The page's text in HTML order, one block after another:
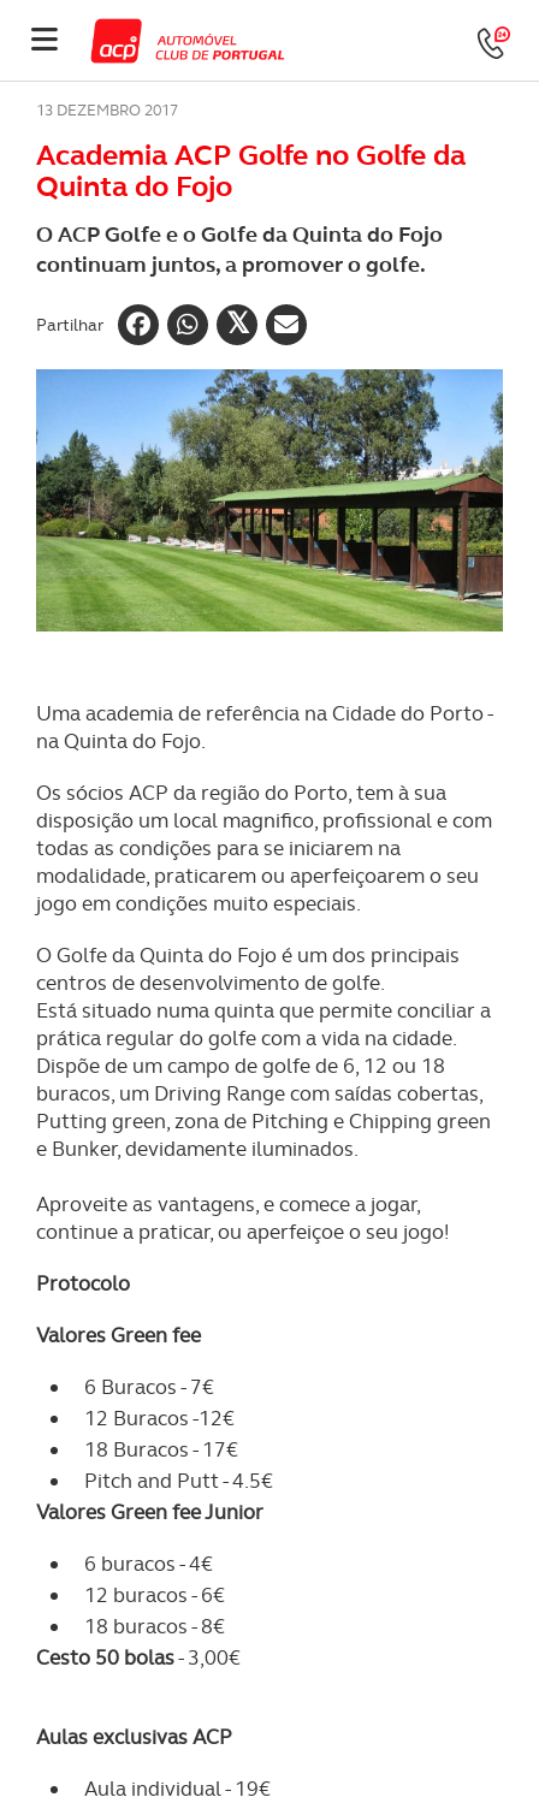
13 DEZEMBRO 2017
Academia ACP Golfe no Golfe da
Quinta do Fojo
O ACP Golfe e o Golfe da Quinta do Fojo
continuam juntos, a promover o golfe.
Partilhar
Uma academia de referência na Cidade do Porto -
na Quinta do Fojo.
Os sócios ACP da região do Porto, tem à sua
disposição um local magnifico, profissional e com
todas as condições para se iniciarem na
modalidade, praticarem ou aperfeiçoarem o seu
jogo emcondições muito especiais.
O Golfe da Quinta do Fojo é um dos principais
centros de desenvolvimento de golfe.
Está situado numa quinta que permite conciliar a
prática regular do golfe com a vida na cidade.
Dispõe de um campo de golfe de 6, 12 ou 18
buracos, um Driving Range com saídas cobertas,
Putting green, zona de Pitching e Chipping green
e Bunker, devidamente iluminados.
Aproveite as vantagens, e comece a jogar,
continue a praticar, ou aperfeiçoe o seu jogo!
Protocolo
Valores Green fee
6 Buracos - 7€
12 Buracos -12€
18 Buracos - 17€
Pitch and Putt - 4.5€
Valores Green fee Junior
6 buracos - 4€
12 buracos - 6€
18 buracos - 8€
Cesto 50 bolas- 3,00€
Aulas exclusivas ACP
Aula individual - 19€